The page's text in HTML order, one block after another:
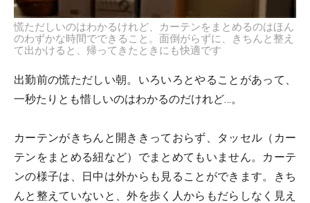
慌ただしいのはわかるけれど、カーテンをまとめるのはほん
のわずかな時間でできること。面倒がらずに、きちんと整え
て出かけると、帰ってきたときにも快適です
出勤前の慌ただしい朝。いろいろとやることがあって、
一秒たりとも惜しいのはわかるのだけれど…。
カーテンがきちんと開ききっておらず、タッセル（カー
テンをまとめる紐など）でまとめてもいません。カーテ
ンの様子は、日中は外からも見ることができます。きち
んと整えていないと、外を歩く人からもだらしなく見え